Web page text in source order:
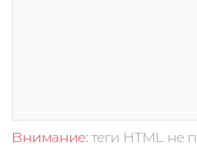
Внимание: теги HTML не